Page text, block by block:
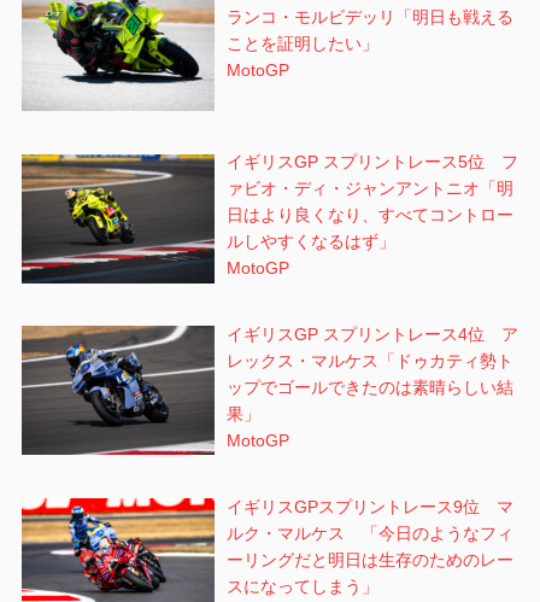
ランコ・モルビデッリ「明日も戦える
ことを証明したい」
MotoGP
イギリスGP スプリントレース5位 フ
ァビオ・ディ・ジャンアントニオ「明
日はより良くなり、すべてコントロー
ルしやすくなるはず」
MotoGP
イギリスGP スプリントレース4位 ア
レックス・マルケス「ドゥカティ勢ト
ップでゴールできたのは素晴らしい結
果」
MotoGP
イギリスGPスプリントレース9位 マ
ルク・マルケス 「今日のようなフィ
ーリングだと明日は生存のためのレー
スになってしまう」